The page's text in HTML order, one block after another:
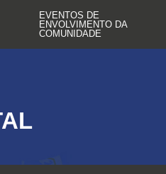
EVENTOS DE
ENVOLVIMENTO DA
COMUNIDADE